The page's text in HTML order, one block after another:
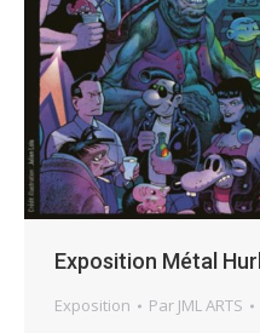
Exposition Métal
Exposition Par JML ARTS